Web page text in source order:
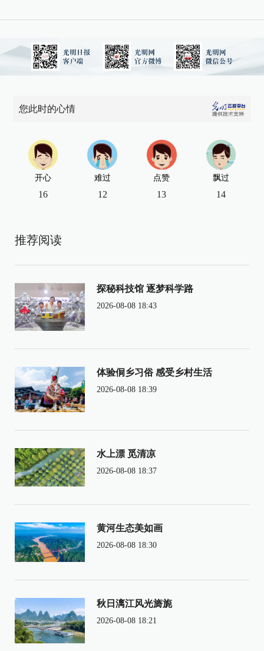
您此时的心情
开心
16
难过
12
点赞
13
飘过
14
推荐阅读
探秘科技馆 逐梦科学路
2026-08-08 18:43
体验侗乡习俗 感受乡村生活
2026-08-08 18:39
水上漂 觅清凉
2026-08-08 18:37
黄河生态美如画
2026-08-08 18:30
秋日漓江风光旖旎
2026-08-08 18:21